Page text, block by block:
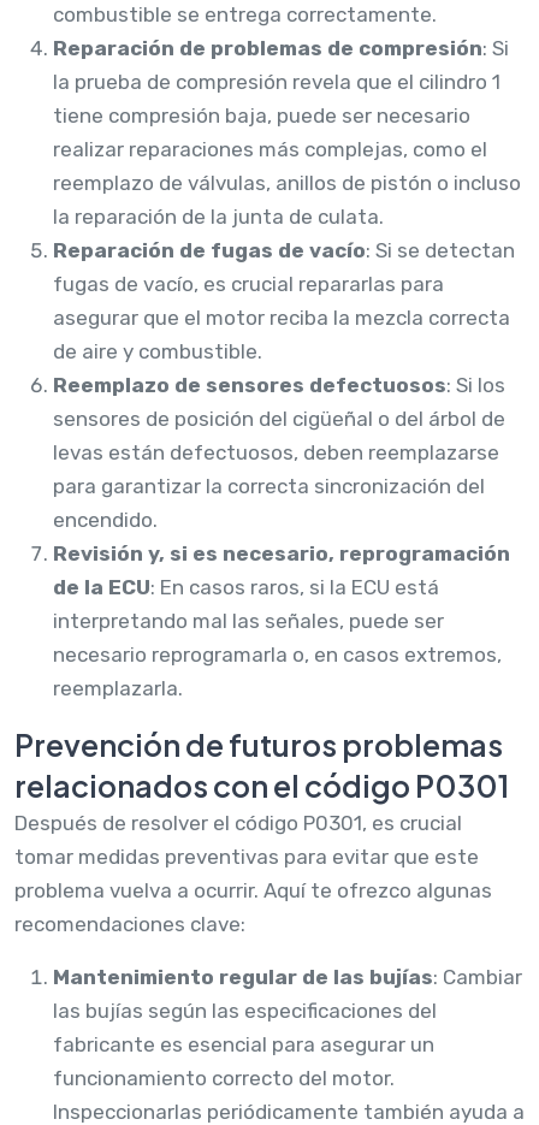
combustible se entrega correctamente.
Reparación de problemas de compresión: Si
la prueba de compresión revela que el cilindro 1
tiene compresión baja, puede ser necesario
realizar reparaciones más complejas, como el
reemplazo de válvulas, anillos de pistón o incluso
la reparación de la junta de culata.
Reparación de fugas de vacío: Si se detectan
fugas de vacío, es crucial repararlas para
asegurar que el motor reciba la mezcla correcta
de aire y combustible.
Reemplazo de sensores defectuosos: Si los
sensores de posición del cigüeñal o del árbol de
levas están defectuosos, deben reemplazarse
para garantizar la correcta sincronización del
encendido.
Revisión y, si es necesario, reprogramación
de la ECU: En casos raros, si la ECU está
interpretando mal las señales, puede ser
necesario reprogramarla o, en casos extremos,
reemplazarla.
Prevención de futuros problemas
relacionados con el código P0301
Después de resolver el código P0301, es crucial
tomar medidas preventivas para evitar que este
problema vuelva a ocurrir. Aquí te ofrezco algunas
recomendaciones clave:
Mantenimiento regular de las bujías: Cambiar
las bujías según las especificaciones del
fabricante es esencial para asegurar un
funcionamiento correcto del motor.
Inspeccionarlas periódicamente también ayuda a